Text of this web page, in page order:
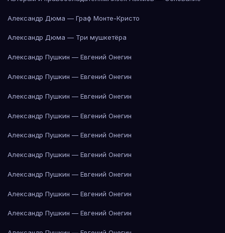
Александр Дюма — Граф Монте-Кристо
Александр Дюма — Три мушкетёра
Александр Пушкин — Евгений Онегин
Александр Пушкин — Евгений Онегин
Александр Пушкин — Евгений Онегин
Александр Пушкин — Евгений Онегин
Александр Пушкин — Евгений Онегин
Александр Пушкин — Евгений Онегин
Александр Пушкин — Евгений Онегин
Александр Пушкин — Евгений Онегин
Александр Пушкин — Евгений Онегин